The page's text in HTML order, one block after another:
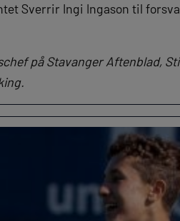
Sverrir Ingi Ingason til
på Stavanger Aftenblad,